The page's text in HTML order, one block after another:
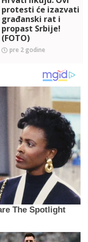
protesti će izazvati
građanski rat i
propast Srbije!
(FOTO)
pre 2 godine